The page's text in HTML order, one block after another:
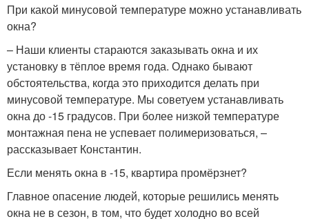
При какой минусовой температуре можно устанавливать
окна?
– Наши клиенты стараются заказывать окна и их
установку в тёплое время года. Однако бывают
обстоятельства, когда это приходится делать при
минусовой температуре. Мы советуем устанавливать
окна до -15 градусов. При более низкой температуре
монтажная пена не успевает полимеризоваться, –
рассказывает Константин.
Если менять окна в -15, квартира промёрзнет?
Главное опасение людей, которые решились менять
окна не в сезон, в том, что будет холодно во всей